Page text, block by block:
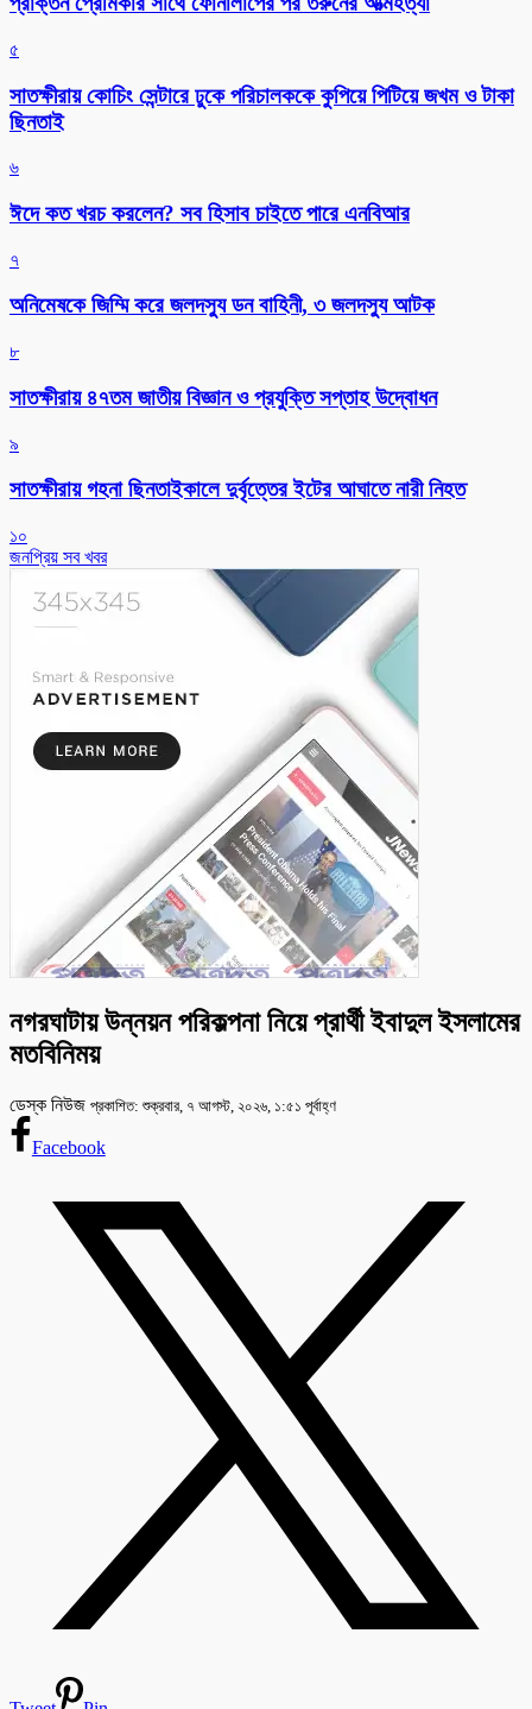
৫
সাতক্ষীরায় কোচিং সেন্টারে ঢুকে পরিচালককে কুপিয়ে পিটিয়ে জখম ও টাকা
ছিনতাই
৬
ঈদে কত খরচ করলেন? সব হিসাব চাইতে পারে এনবিআর
৭
অনিমেষকে জিম্মি করে জলদস্যু ডন বাহিনী, ৩ জলদস্যু আটক
৮
সাতক্ষীরায় ৪৭তম জাতীয় বিজ্ঞান ও প্রযুক্তি সপ্তাহ উদ্বোধন
৯
সাতক্ষীরায় গহনা ছিনতাইকালে দুর্বৃত্তের ইটের আঘাতে নারী নিহত
১০
জনপ্রিয় সব খবর
নগরঘাটায় উন্নয়ন পরিকল্পনা নিয়ে প্রার্থী ইবাদুল ইসলামের
মতবিনিময়
ডেস্ক নিউজ প্রকাশিত: শুক্রবার, ৭ আগস্ট, ২০২৬, ১:৫১ পূর্বাহ্ণ
Facebook